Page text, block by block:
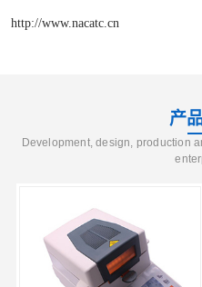
http://www.nacatc.cn
产
Development, design, production